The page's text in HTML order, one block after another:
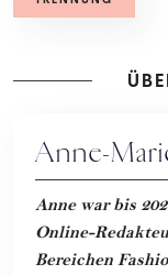
Anne-
Anne war bis
Online-
Bereichen